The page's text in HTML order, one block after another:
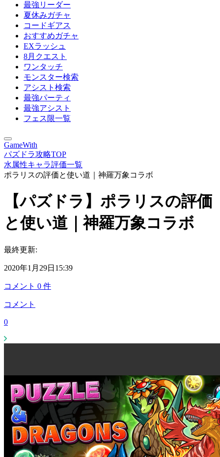
最強リーダー
夏休みガチャ
コードギアス
おすすめガチャ
EXラッシュ
8月クエスト
ワンタッチ
モンスター検索
アシスト検索
最強パーティ
最強アシスト
フェス限一覧
GameWith
パズドラ攻略TOP
水属性キャラ評価一覧
ポラリスの評価と使い道｜神羅万象コラボ
【パズドラ】ポラリスの評価
と使い道｜神羅万象コラボ
最終更新:
2020年1月29日15:39
コメント 0 件
コメント
0